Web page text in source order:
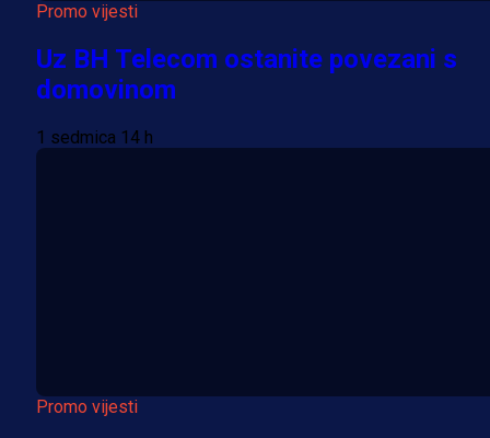
Promo vijesti
Uz BH Telecom ostanite povezani s
domovinom
1 sedmica 14 h
Promo vijesti